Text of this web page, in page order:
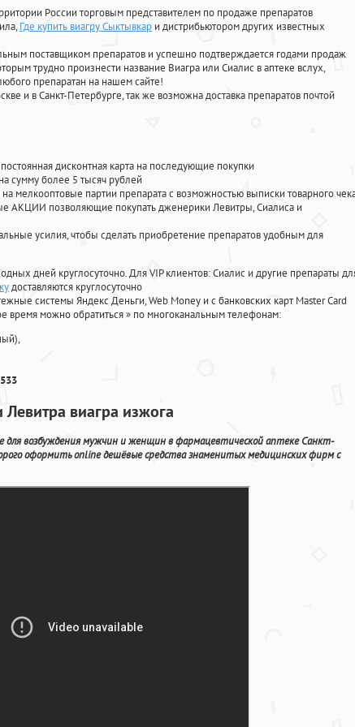
России торговым представителем по продаже препаратов
, Где купить виагру Сыктывкар и дистрибьютором других известных
поставщиком препаратов и успешно подтверждается годами продаж
трудно произнести название Виагра или Сиалис в аптеке вслух,
препаратан на нашем сайте!
и в Санкт-Петербурге, так же возможна доставка препаратов почтой
дисконтная карта на последующие покупки
сумму более 5 тысяч рублей
партии препарата с возможностью выписки товарного
АКЦИИ позволяющие покупать дженерики Левитры, Сиалиса и
усилия, чтобы сделать приобретение препаратов удобным для
дней круглосуточно. Для VIP клиентов: Сиалис и другие препараты
доставляются круглосуточно
системы Яндекс Деньги, Web Money и с банковских карт Master Card
время можно обратиться» по многоканальным телефонам:
виагра изжога
возбуждения мужчин и женщин в фармацевтической аптеке Санкт-
оформить online дешёвые средства знаменитых медицинских фирм с